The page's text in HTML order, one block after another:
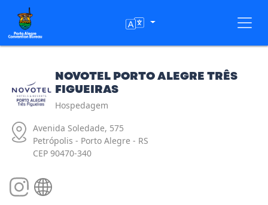
NOVOTEL PORTO ALEGRE TRÊS
FIGUEIRAS
Hospedagem
Avenida Soledade, 575
Petrópolis - Porto Alegre - RS
CEP 90470-340